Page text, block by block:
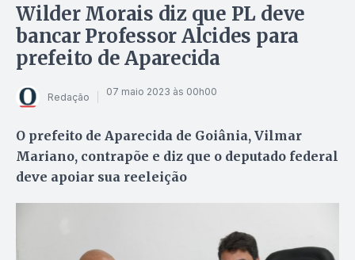
Wilder Morais diz que PL deve
bancar Professor Alcides para
prefeito de Aparecida
Redação 07 maio 2023 às 00h00
O prefeito de Aparecida de Goiânia, Vilmar
Mariano, contrapõe e diz que o deputado federal
deve apoiar sua reeleição